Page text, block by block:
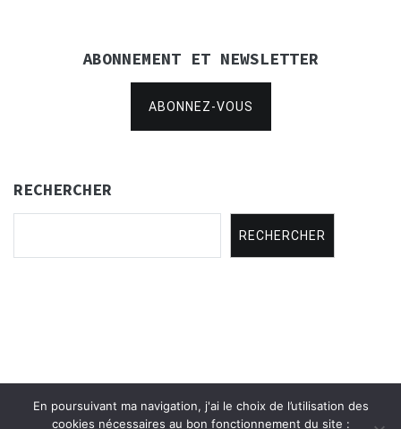
ABONNEMENT ET NEWSLETTER
ABONNEZ-VOUS
RECHERCHER
RECHERCHER
Copyright © 2021 Concertina Rencontres .
En poursuivant ma navigation, j'ai le choix de l’utilisation des
cookies nécessaires au bon fonctionnement du site :